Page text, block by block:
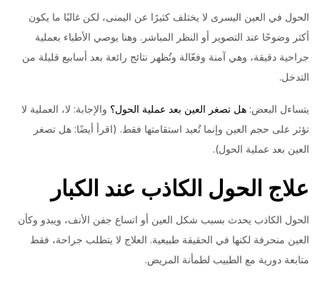
الحول في العين اليسرى لا يختلف كثيرًا عن اليمنى، لكن غالبًا ما يكون
أكثر وضوحًا عند التصوير أو النظر المباشر. وهنا يوصي الأطباء بعملية
جراحية دقيقة، وهي آمنة وفعّالة وتُظهر نتائج رائعة بعد أسابيع قليلة من
التدخل.
يتساءل البعض: هل تصغر العين بعد عملية الحول؟والإجابة: لا، العملية لا
تؤثر على حجم العين وإنما تُعيد استقامتها فقط. (اقرأ أيضًا: هل تصغر
العين بعد عملية الحول).
علاج الحول الكاذب عند الكبار
الحول الكاذب يحدث بسبب شكل العين أو اتساع جفن الأنف، ويبدو وكأن
العين منحرفة لكنها في الحقيقة طبيعية. العلاج لا يتطلب جراحة، فقط
متابعة دورية مع الطبيب لطمأنة المريض.